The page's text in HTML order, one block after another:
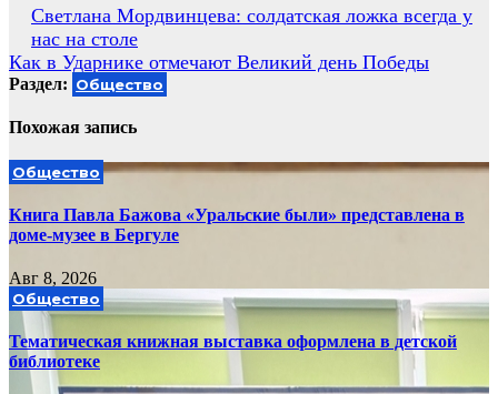
Навигация
по
записям
Светлана Мордвинцева: солдатская ложка всегда у
нас на столе
Как в Ударнике отмечают Великий день Победы
Раздел: Общество
Похожая запись
Общество
Книга Павла Бажова «Уральские были» представлена в
доме-музее в Бергуле
Авг 8, 2026
Общество
Тематическая книжная выставка оформлена в детской
библиотеке